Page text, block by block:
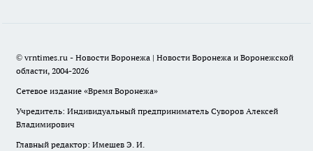
© vrntimes.ru - Новости Воронежа | Новости Воронежа и Воронежской
области, 2004-2026
Сетевое издание «Время Воронежа»
Учредитель: Индивидуальный предприниматель Суворов Алексей
Владимирович
Главный редактор: Имешев Э. И.